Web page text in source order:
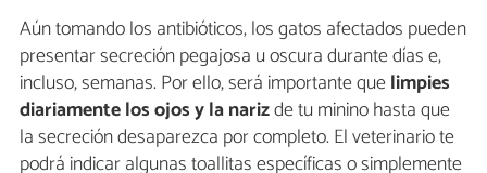
Aún tomando los antibióticos, los gatos afectados pueden
presentar secreción pegajosa u oscura durante días e,
incluso, semanas. Por ello, será importante quelimpies
diariamente los ojos y la narizde tu minino hasta que
la secreción desaparezca por completo. El veterinario te
podrá indicar algunas toallitas específicas o simplemente